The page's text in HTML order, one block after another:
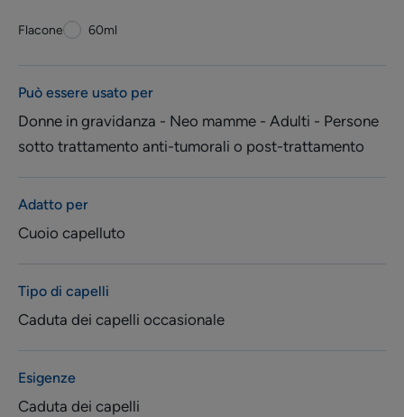
Flacone Flacone
60ml
Può essere usato per
Donne in gravidanza - Neo mamme - Adulti - Persone
sotto trattamento anti-tumorali o post-trattamento
Adatto per
Cuoio capelluto
Tipo di capelli
Caduta dei capelli occasionale
Esigenze
Caduta dei capelli